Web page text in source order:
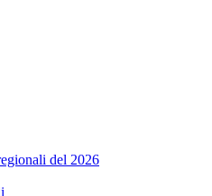
del 2026